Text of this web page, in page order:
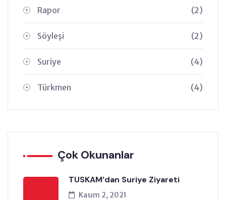
Rapor (2)
Söyleşi (2)
Suriye (4)
Türkmen (4)
Çok Okunanlar
TUSKAM’dan Suriye Ziyareti
Kasım 2, 2021